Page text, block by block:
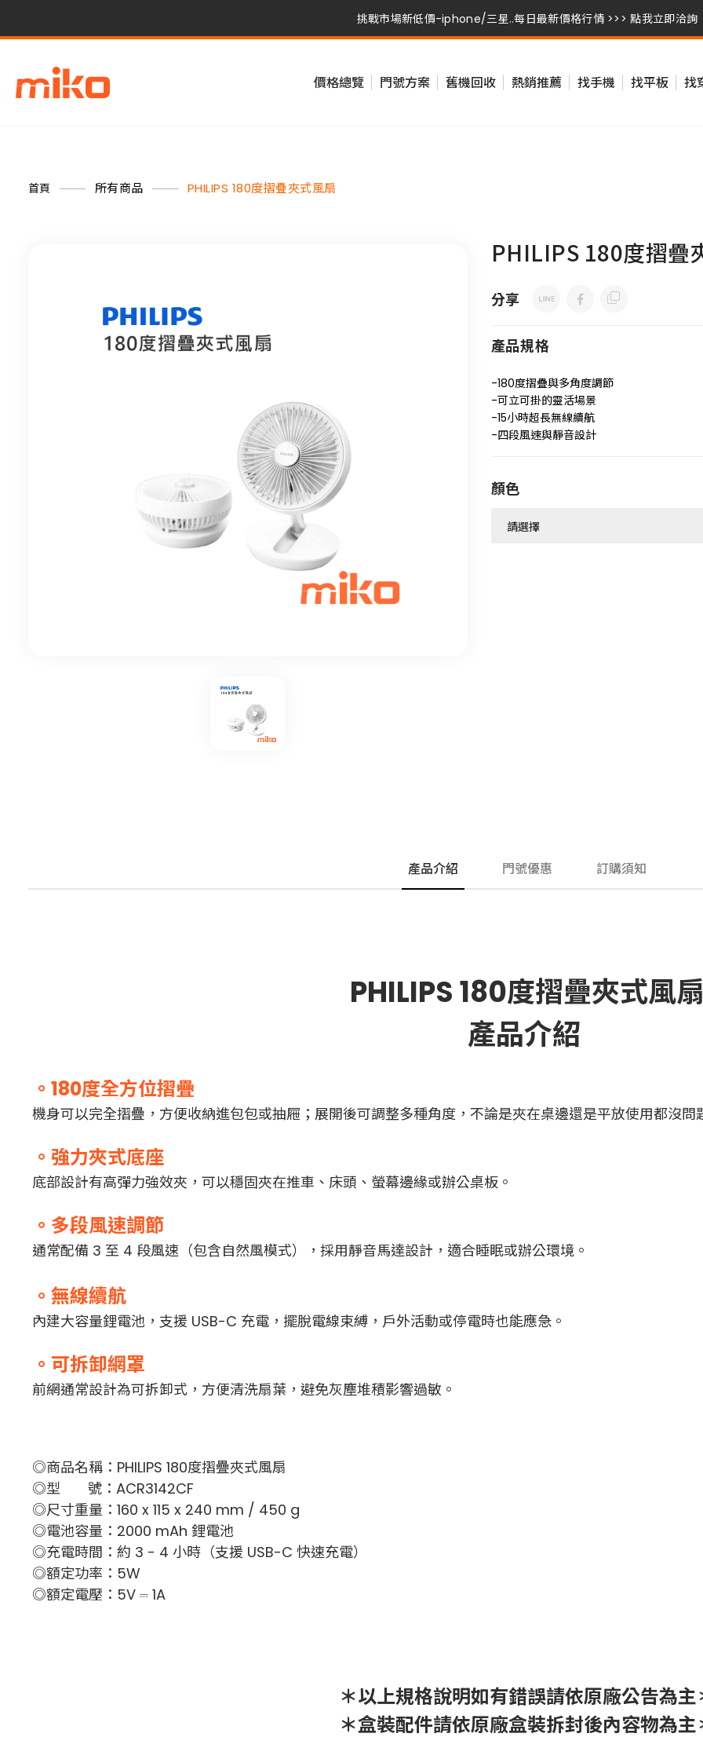
挑戰市場新低價-iphone/三星..每日最新價格行情 >>> 點我立即洽詢
挑戰市場新低價-iphone/三星..每日最新價格行情 >>> 點我立即洽詢
價格總覽 門號方案 舊機回收 熱銷推薦 找手機 找平板 找
首頁 所有商品 PHILIPS 180度摺疊夾式風扇
PHILIPS 180度摺疊
分享
產品規格
-180度摺疊與多角度調節
-可立可掛的靈活場景
-15小時超長無線續航
-四段風速與靜音設計
顏色
產品介紹 門號優惠 訂購須知
PHILIPS 180度摺疊夾式風
產品介紹
。180度全方位摺疊
機身可以完全摺疊，方便收納進包包或抽屜；展開後可調整多種角度，不論是夾在桌邊還是平放使用都沒問
。強力夾式底座
底部設計有高彈力強效夾，可以穩固夾在推車、床頭、螢幕邊緣或辦公桌板。
。多段風速調節
通常配備 3 至 4 段風速（包含自然風模式），採用靜音馬達設計，適合睡眠或辦公環境。
。無線續航
內建大容量鋰電池，支援 USB-C 充電，擺脫電線束縛，戶外活動或停電時也能應急。
。可拆卸網罩
前網通常設計為可拆卸式，方便清洗扇葉，避免灰塵堆積影響過敏。
◎商品名稱：PHILIPS 180度摺疊夾式風扇
◎型 號：ACR3142CF
◎尺寸重量：160 x 115 x 240 mm / 450 g
◎電池容量：2000 mAh 鋰電池
◎充電時間：約 3 - 4 小時（支援 USB-C 快速充電）
◎額定功率：5W
◎額定電壓：5V ⎓ 1A
＊以上規格說明如有錯誤請依原廠公告為主
＊盒裝配件請依原廠盒裝拆封後內容物為主